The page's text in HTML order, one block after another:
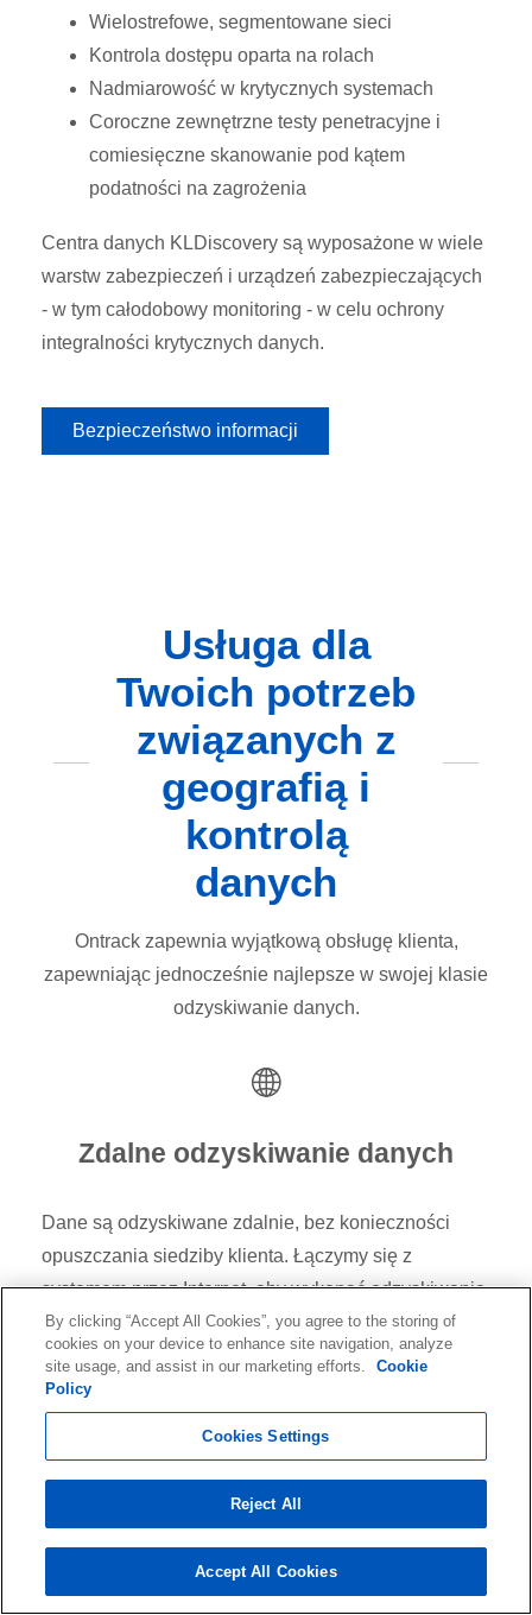
Wielostrefowe, segmentowane sieci
Kontrola dostępu oparta na rolach
Nadmiarowość w krytycznych systemach
Coroczne zewnętrzne testy penetracyjne i
comiesięczne skanowanie pod kątem
podatności na zagrożenia
Centra danych KLDiscovery są wyposażone w wiele
warstw zabezpieczeń i urządzeń zabezpieczających
- w tym całodobowy monitoring - w celu ochrony
integralności krytycznych danych.
Bezpieczeństwo informacji
Usługa dla
Twoich potrzeb
związanych z
geografią i
kontrolą
danych
Ontrack zapewnia wyjątkową obsługę klienta,
zapewniając jednocześnie najlepsze w swojej klasie
odzyskiwanie danych.
Zdalne odzyskiwanie danych
Dane są odzyskiwane zdalnie, bez konieczności
opuszczania siedziby klienta. Łączymy się z
systemem przez Internet, aby wykonać odzyskiwanie
na żywo. Dostępne, gdy urządzenie pamięci
masowej lub system nadal działa. Dzięki zdalnemu
odzyskiwaniu danych prace mogą rozpocząć się w
Odzyskiwanie danych w
By clicking “Accept All Cookies”, you agree to the storing of
cookies on your device to enhance site navigation, analyze
site usage, and assist in our marketing efforts.
Cookie
Policy
Cookies Settings
Reject All
Accept All Cookies